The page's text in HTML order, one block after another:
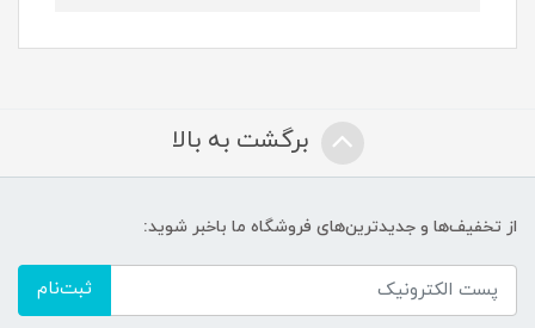
برگشت به بالا
از تخفیف‌ها و جدیدترین‌های فروشگاه ما باخبر شوید:
ثبت‌نام